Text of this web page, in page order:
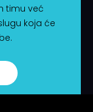
timu već
koja će